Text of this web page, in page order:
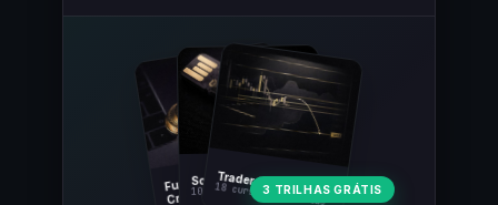
Fundamentos
Cripto
Trader Cripto
18 cursos · 80 aulas
Soberania Bitcoin
10 cursos · 44 aulas3 TRILHAS GRÁTIS